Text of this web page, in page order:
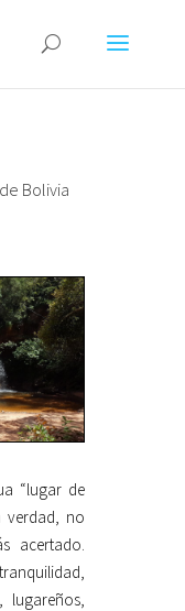
Bolivia
“lugar de
verdad, no
acertado.
lugareños,